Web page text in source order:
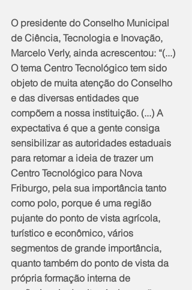
O presidente do Conselho Municipal
de Ciência, Tecnologia e Inovação,
Marcelo Verly, ainda acrescentou: “(...)
O tema Centro Tecnológico tem sido
objeto de muita atenção do Conselho
e das diversas entidades que
compõem a nossa instituição. (...) A
expectativa é que a gente consiga
sensibilizar as autoridades estaduais
para retomar a ideia de trazer um
Centro Tecnológico para Nova
Friburgo, pela sua importância tanto
como polo, porque é uma região
pujante do ponto de vista agrícola,
turístico e econômico, vários
segmentos de grande importância,
quanto também do ponto de vista da
própria formação interna de